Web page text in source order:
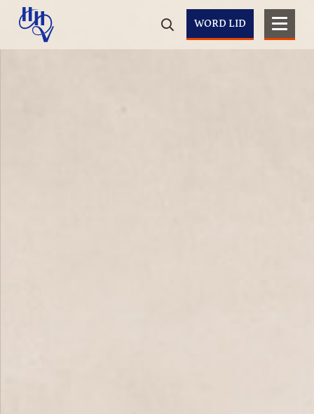
WORD LID